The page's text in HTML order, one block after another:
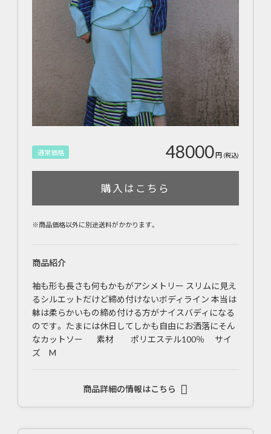
通常価格 48000円 (税込)
購入はこちら
※商品価格以外に別途送料がかかります。
商品紹介
袖も形も長さも何もかもがアシメトリー スリムに見え
るシルエットだけど締め付けないボディライン 本当は
躰は柔らかいもの締め付ける方がナイスバディになる
のです。 たまには休日してしかも自由にお洒落にそん
なカットソー 素材 ポリエステル100％ サイ
ズ M
商品詳細の情報はこちら